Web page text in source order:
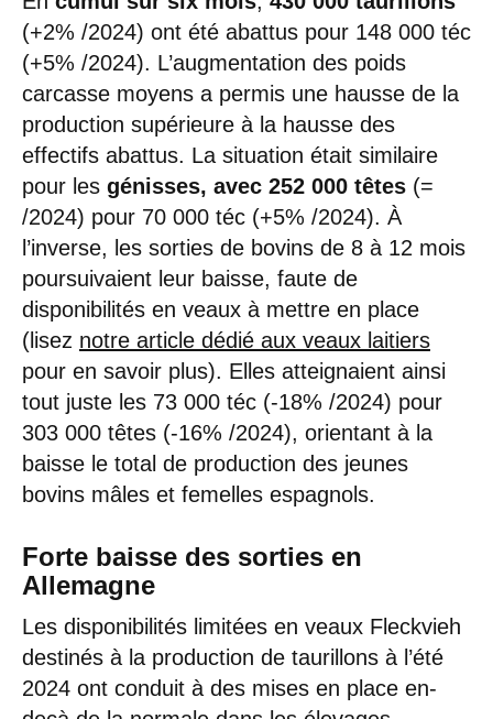
(+2% /2024) ont été abattus pour 148 000 téc
(+5% /2024). L’augmentation des poids
carcasse moyens a permis une hausse de la
production supérieure à la hausse des
effectifs abattus. La situation était similaire
pour les génisses, avec 252 000 têtes (=
/2024) pour 70 000 téc (+5% /2024). À
l’inverse, les sorties de bovins de 8 à 12 mois
poursuivaient leur baisse, faute de
disponibilités en veaux à mettre en place
(lisez notre article dédié aux veaux laitiers
pour en savoir plus). Elles atteignaient ainsi
tout juste les 73 000 téc (-18% /2024) pour
303 000 têtes (-16% /2024), orientant à la
baisse le total de production des jeunes
bovins mâles et femelles espagnols.
Forte baisse des sorties en
Allemagne
Les disponibilités limitées en veaux Fleckvieh
destinés à la production de taurillons à l’été
2024 ont conduit à des mises en place en-